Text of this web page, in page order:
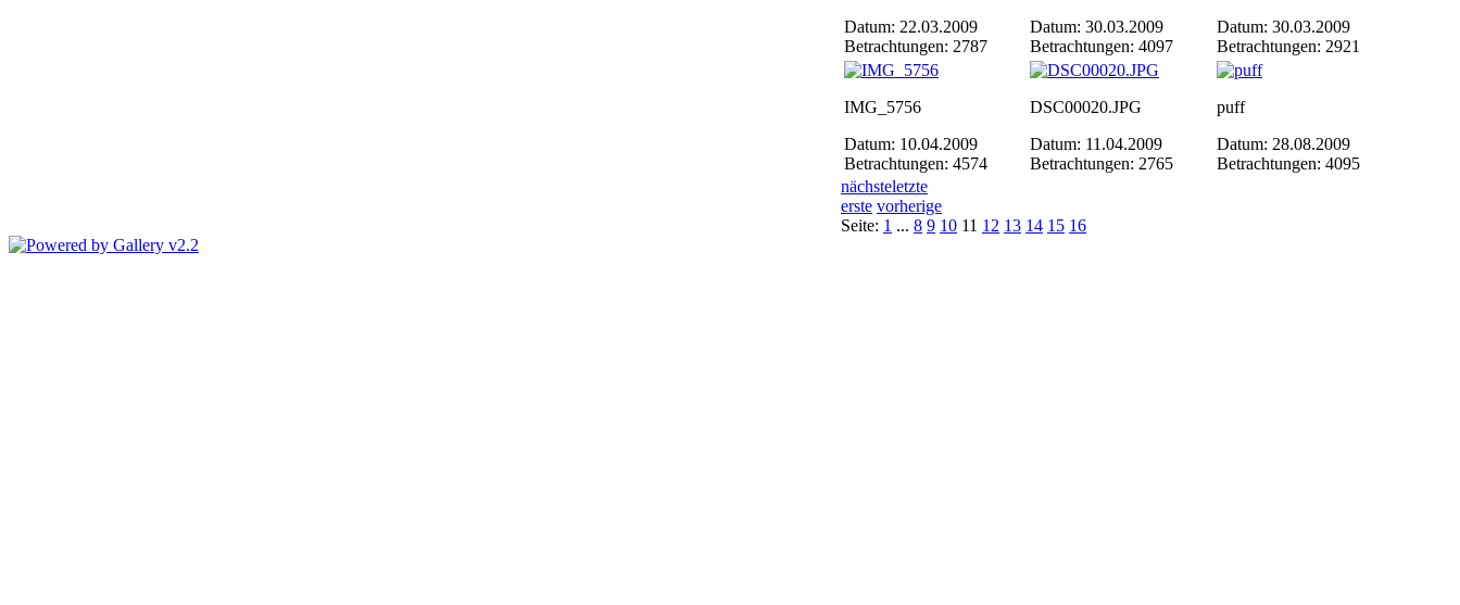
Datum: 22.03.2009
Betrachtungen: 2787
Datum: 30.03.2009
Betrachtungen: 4097
Datum: 30.03.2009
Betrachtungen: 2921
IMG_5756
Datum: 10.04.2009
Betrachtungen: 4574
DSC00020.JPG
Datum: 11.04.2009
Betrachtungen: 2765
puff
Datum: 28.08.2009
Betrachtungen: 4095
nächsteletzte
erste vorherige
Seite: 1 ... 8 9 10 11 12 13 14 15 16